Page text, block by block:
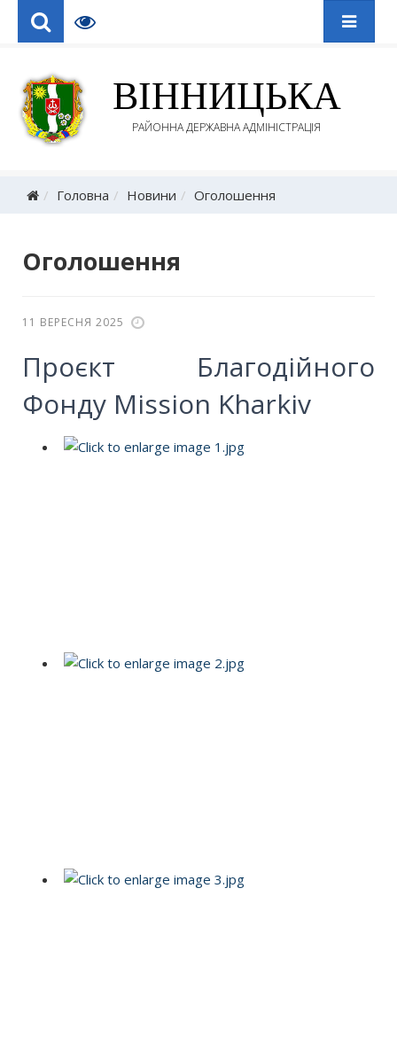
ВІННИЦЬКА
РАЙОННА ДЕРЖАВНА АДМІНІСТРАЦІЯ
Головна Новини Оголошення
Оголошення
11 ВЕРЕСНЯ 2025
Проєкт Благодійного
Фонду Mission Kharkiv